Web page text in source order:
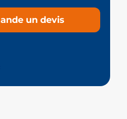
un devis